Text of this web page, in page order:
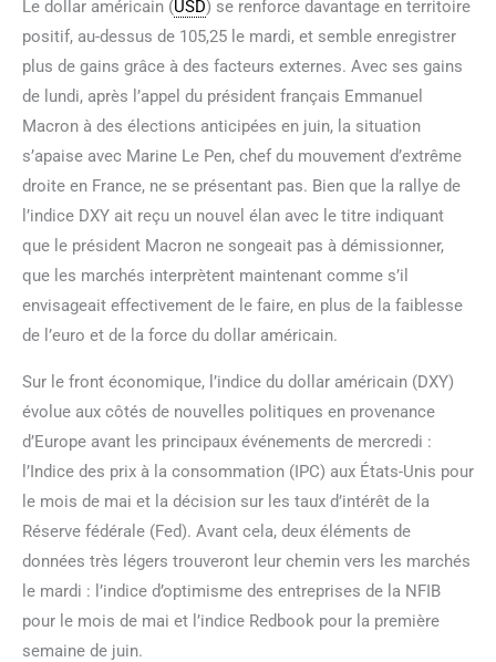
Le dollar américain (USD) se renforce davantage en territoire
positif, au-dessus de 105,25 le mardi, et semble enregistrer
plus de gains grâce à des facteurs externes. Avec ses gains
de lundi, après l’appel du président français Emmanuel
Macron à des élections anticipées en juin, la situation
s’apaise avec Marine Le Pen, chef du mouvement d’extrême
droite en France, ne se présentant pas. Bien que la rallye de
l’indice DXY ait reçu un nouvel élan avec le titre indiquant
que le président Macron ne songeait pas à démissionner,
que les marchés interprètent maintenant comme s’il
envisageait effectivement de le faire, en plus de la faiblesse
de l’euro et de la force du dollar américain.
Sur le front économique, l’indice du dollar américain (DXY)
évolue aux côtés de nouvelles politiques en provenance
d’Europe avant les principaux événements de mercredi :
l’Indice des prix à la consommation (IPC) aux États-Unis pour
le mois de mai et la décision sur les taux d’intérêt de la
Réserve fédérale (Fed). Avant cela, deux éléments de
données très légers trouveront leur chemin vers les marchés
le mardi : l’indice d’optimisme des entreprises de la NFIB
pour le mois de mai et l’indice Redbook pour la première
semaine de juin.